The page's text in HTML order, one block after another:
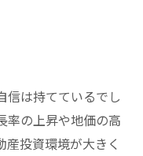
信は持てているでし
率の上昇や地価の高
投資環境が大きく